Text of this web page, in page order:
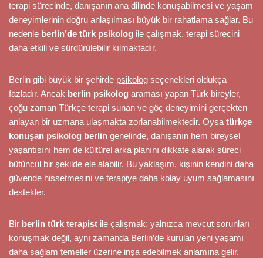
terapi sürecinde, danışanın ana dilinde konuşabilmesi ve yaşam
deneyimlerinin doğru anlaşılması büyük bir rahatlama sağlar. Bu
nedenle berlin’de türk psikolog ile çalışmak, terapi sürecini
daha etkili ve sürdürülebilir kılmaktadır.
Berlin gibi büyük bir şehirde psikolog seçenekleri oldukça
fazladır. Ancak berlin psikolog araması yapan Türk bireyler,
çoğu zaman Türkçe terapi sunan ve göç deneyimini gerçekten
anlayan bir uzmana ulaşmakta zorlanabilmektedir. Oysatürkçe
konuşan psikolog berlin genelinde, danışanın hem bireysel
yaşantısını hem de kültürel arka planını dikkate alarak süreci
bütüncül bir şekilde ele alabilir. Bu yaklaşım, kişinin kendini daha
güvende hissetmesini ve terapiye daha kolay uyum sağlamasını
destekler.
Bir berlin türk terapist ile çalışmak; yalnızca mevcut sorunları
konuşmak değil, aynı zamanda Berlin’de kurulan yeni yaşamı
daha sağlam temeller üzerine inşa edebilmek anlamına gelir.